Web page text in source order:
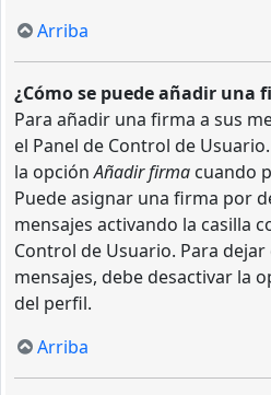
Arriba
¿Cómo se puede añadir una
Para añadir una firma a sus
el Panel de Control de
la opciónAñadir firma cuando
Puede asignar una firma por
mensajes activando la casilla
Control de Usuario. Para
mensajes, debe desactivar la
del perfil.
Arriba